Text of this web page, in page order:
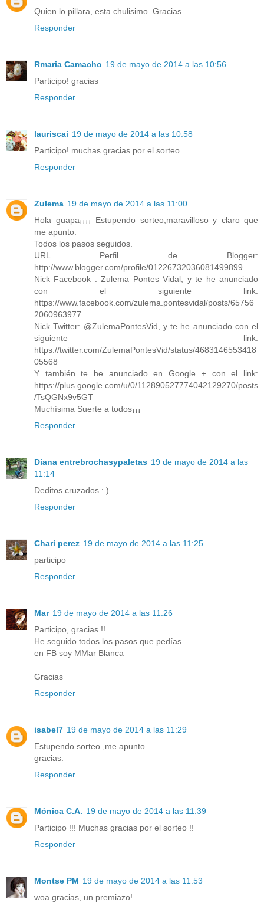
Quien lo pillara, esta chulisimo. Gracias
Responder
Rmaria Camacho 19 de mayo de 2014 a las 10:56
Participo! gracias
Responder
lauriscai 19 de mayo de 2014 a las 10:58
Participo! muchas gracias por el sorteo
Responder
Zulema 19 de mayo de 2014 a las 11:00
Hola guapa¡¡¡¡ Estupendo sorteo,maravilloso y claro que
me apunto.
Todos los pasos seguidos.
URL Perfil de Blogger:
http://www.blogger.com/profile/01226732036081499899
Nick Facebook : Zulema Pontes Vidal, y te he anunciado
con el siguiente link:
https://www.facebook.com/zulema.pontesvidal/posts/65756
2060963977
Nick Twitter: @ZulemaPontesVid, y te he anunciado con el
siguiente link:
https://twitter.com/ZulemaPontesVid/status/4683146553418
05568
Y también te he anunciado en Google + con el link:
https://plus.google.com/u/0/112890527774042129270/posts
/TsQGNx9v5GT
Muchísima Suerte a todos¡¡¡
Responder
Diana entrebrochasypaletas 19 de mayo de 2014 a las
11:14
Deditos cruzados : )
Responder
Chari perez 19 de mayo de 2014 a las 11:25
participo
Responder
Mar 19 de mayo de 2014 a las 11:26
Participo, gracias !!
He seguido todos los pasos que pedías
en FB soy MMar Blanca
Gracias
Responder
isabel7 19 de mayo de 2014 a las 11:29
Estupendo sorteo ,me apunto
gracias.
Responder
Mónica C.A. 19 de mayo de 2014 a las 11:39
Participo !!! Muchas gracias por el sorteo !!
Responder
Montse PM 19 de mayo de 2014 a las 11:53
woa gracias, un premiazo!